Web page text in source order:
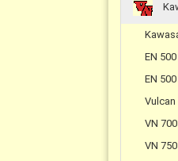
EN
EN
Vulcan
VN
VN